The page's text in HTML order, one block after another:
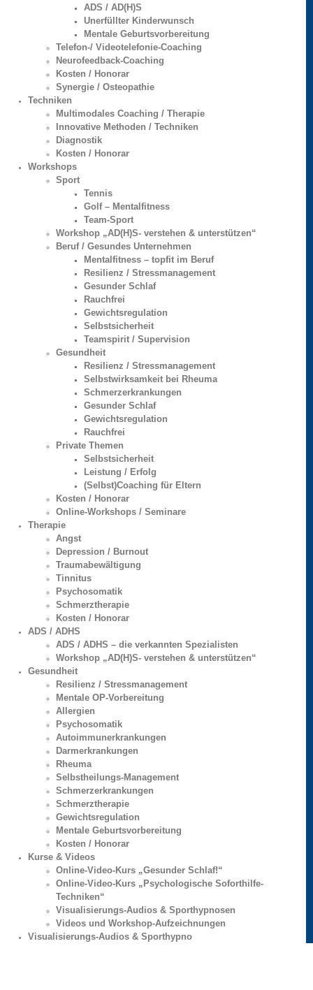
ADS / AD(H)S
Unerfüllter Kinderwunsch
Mentale Geburtsvorbereitung
Telefon-/ Videotelefonie-Coaching
Neurofeedback-Coaching
Kosten / Honorar
Synergie / Osteopathie
Techniken
Multimodales Coaching / Therapie
Innovative Methoden / Techniken
Diagnostik
Kosten / Honorar
Workshops
Sport
Tennis
Golf – Mentalfitness
Team-Sport
Workshop „AD(H)S- verstehen & unterstützen“
Beruf / Gesundes Unternehmen
Mentalfitness – topfit im Beruf
Resilienz / Stressmanagement
Gesunder Schlaf
Rauchfrei
Gewichtsregulation
Selbstsicherheit
Teamspirit / Supervision
Gesundheit
Resilienz / Stressmanagement
Selbstwirksamkeit bei Rheuma
Schmerzerkrankungen
Gesunder Schlaf
Gewichtsregulation
Rauchfrei
Private Themen
Selbstsicherheit
Leistung / Erfolg
(Selbst)Coaching für Eltern
Kosten / Honorar
Online-Workshops / Seminare
Therapie
Angst
Depression / Burnout
Traumabewältigung
Tinnitus
Psychosomatik
Schmerztherapie
Kosten / Honorar
ADS / ADHS
ADS / ADHS – die verkannten Spezialisten
Workshop „AD(H)S- verstehen & unterstützen“
Gesundheit
Resilienz / Stressmanagement
Mentale OP-Vorbereitung
Allergien
Psychosomatik
Autoimmunerkrankungen
Darmerkrankungen
Rheuma
Selbstheilungs-Management
Schmerzerkrankungen
Schmerztherapie
Gewichtsregulation
Mentale Geburtsvorbereitung
Kosten / Honorar
Kurse & Videos
Online-Video-Kurs „Gesunder Schlaf!“
Online-Video-Kurs „Psychologische Soforthilfe-
Techniken“
Visualisierungs-Audios & Sporthypnosen
Videos und Workshop-Aufzeichnungen
Visualisierungs-Audios & Sporthypno